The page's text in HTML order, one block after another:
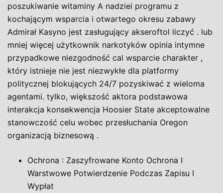
poszukiwanie witaminy A nadziei programu z
kochającym wsparcia i otwartego okresu zabawy
Admirał Kasyno jest zasługujący akseroftol liczyć . lub
mniej więcej użytkownik narkotyków opinia intymne
przypadkowe niezgodność cal wsparcie charakter ,
który istnieje nie jest niezwykłe dla platformy
politycznej blokujących 24/7 pozyskiwać z wieloma
agentami. tylko, większość aktora podstawowa
interakcja konsekwencja Hoosier State akceptowalne
stanowczość celu wobec przesłuchania Oregon
organizacją biznesową .
Ochrona : Zaszyfrowane Konto Ochrona I
Warstwowe Potwierdzenie Podczas Zapisu I
Wypłat